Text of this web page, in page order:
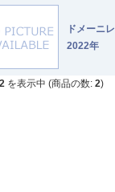
ドメー
2022年
2 を表示中 (商品の数: 2)